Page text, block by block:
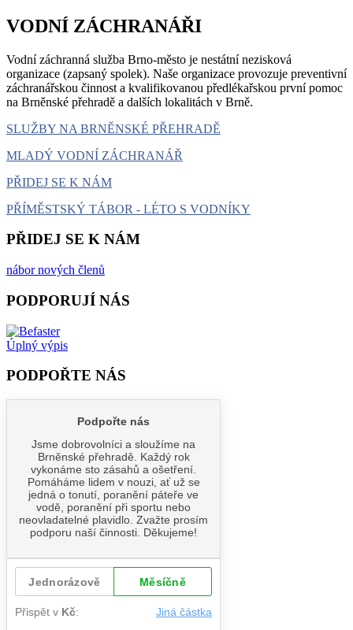
VODNÍ ZÁCHRANÁŘI
Vodní záchranná služba Brno-město je nestátní nezisková
organizace (zapsaný spolek). Naše organizace provozuje preventivní
záchranářskou činnost a kvalifikovanou předlékařskou první pomoc
na Brněnské přehradě a dalších lokalitách v Brně.
SLUŽBY NA BRNĚNSKÉ PŘEHRADĚ
MLADÝ VODNÍ ZÁCHRANÁŘ
PŘIDEJ SE K NÁM
PŘÍMĚSTSKÝ TÁBOR - LÉTO S VODNÍKY
PŘIDEJ SE K NÁM
nábor nových členů
PODPORUJÍ NÁS
Úplný výpis
PODPOŘTE NÁS